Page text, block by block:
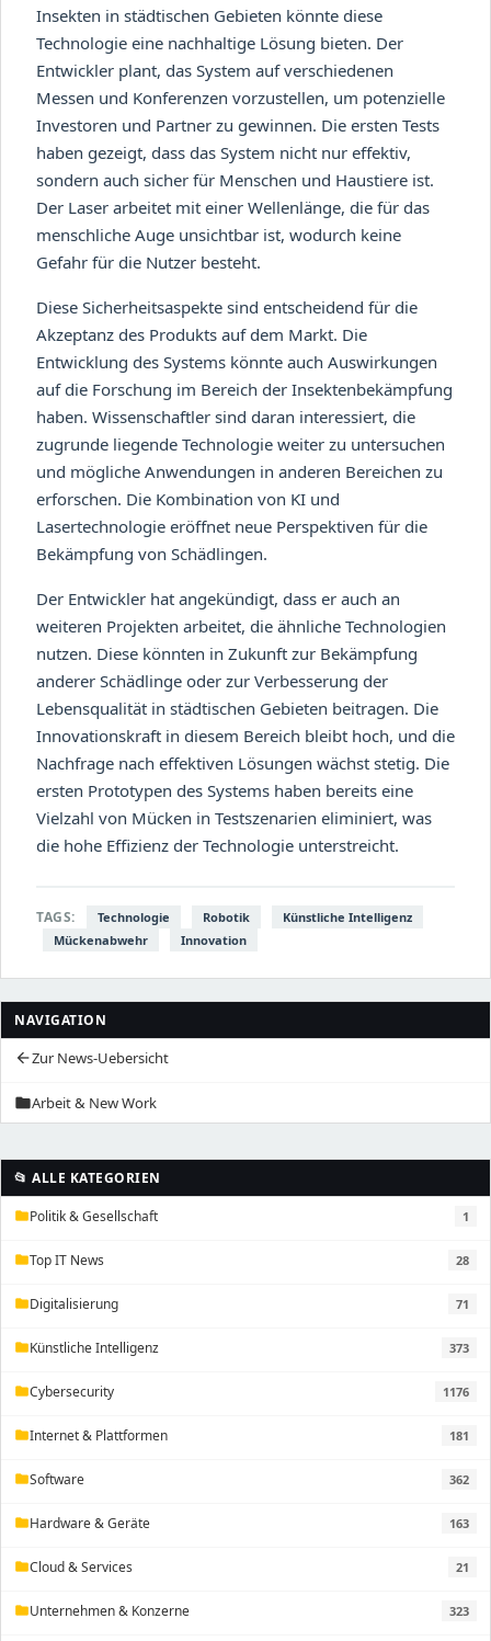
NAVIGATION
arrow_backZur News-Uebersicht
folderArbeit & New Work
📂 ALLE KATEGORIEN
folderPolitik & Gesellschaft 1
folderTop IT News 28
folderDigitalisierung 71
folderKünstliche Intelligenz 373
folderCybersecurity 1176
folderInternet & Plattformen 181
folderSoftware 362
folderHardware & Geräte 163
folderCloud & Services 21
folderUnternehmen & Konzerne 323
Insekten in städtischen Gebieten könnte diese
Technologie eine nachhaltige Lösung bieten. Der
Entwickler plant, das System auf verschiedenen
Messen und Konferenzen vorzustellen, um potenzielle
Investoren und Partner zu gewinnen. Die ersten Tests
haben gezeigt, dass das System nicht nur effektiv,
sondern auch sicher für Menschen und Haustiere ist.
Der Laser arbeitet mit einer Wellenlänge, die für das
menschliche Auge unsichtbar ist, wodurch keine
Gefahr für die Nutzer besteht.
Diese Sicherheitsaspekte sind entscheidend für die
Akzeptanz des Produkts auf dem Markt. Die
Entwicklung des Systems könnte auch Auswirkungen
auf die Forschung im Bereich der Insektenbekämpfung
haben. Wissenschaftler sind daran interessiert, die
zugrunde liegende Technologie weiter zu untersuchen
und mögliche Anwendungen in anderen Bereichen zu
erforschen. Die Kombination von KI und
Lasertechnologie eröffnet neue Perspektiven für die
Bekämpfung von Schädlingen.
Der Entwickler hat angekündigt, dass er auch an
weiteren Projekten arbeitet, die ähnliche Technologien
nutzen. Diese könnten in Zukunft zur Bekämpfung
anderer Schädlinge oder zur Verbesserung der
Lebensqualität in städtischen Gebieten beitragen. Die
Innovationskraft in diesem Bereich bleibt hoch, und die
Nachfrage nach effektiven Lösungen wächst stetig. Die
ersten Prototypen des Systems haben bereits eine
Vielzahl von Mücken in Testszenarien eliminiert, was
die hohe Effizienz der Technologie unterstreicht.
TAGS: Technologie Robotik
Künstliche Intelligenz
Mückenabwehr
Innovation